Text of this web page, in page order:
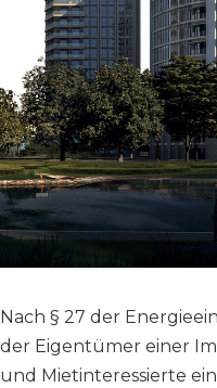
Nach § 27 der
der Eigentümer einer
und Mietinteressierte